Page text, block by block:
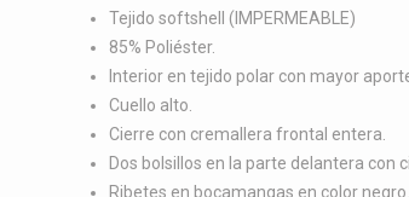
Tejido softshell (IMPERMEABLE)
85% Poliéster.
Interior en tejido polar con mayor
Cuello alto.
Cierre con cremallera frontal entera.
Dos bolsillos en la parte delantera con
Ribetes en bocamangas en color negro.